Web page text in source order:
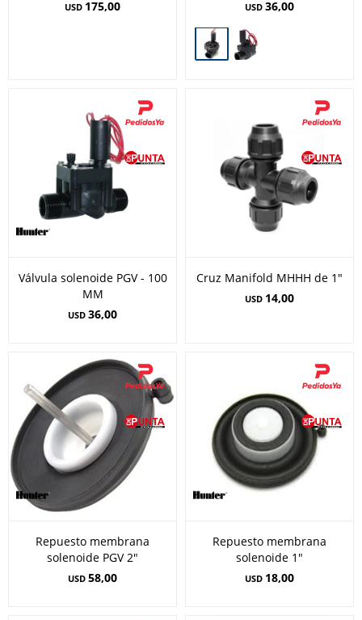
USD 175,00 USD 36,00
Válvula solenoide PGV - 100
MM
USD 36,00
Cruz Manifold MHHH de 1"
USD 14,00
Repuesto membrana
solenoide PGV 2"
USD 58,00
Repuesto membrana
solenoide 1"
USD 18,00